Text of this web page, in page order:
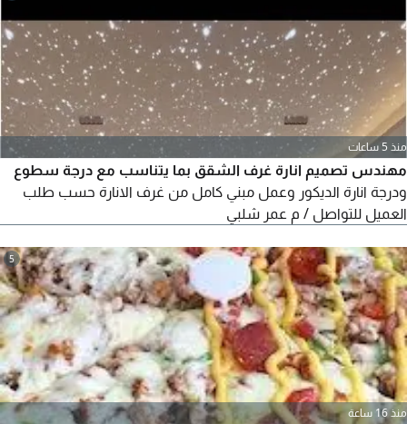
منذ 5 ساعات
مهندس تصميم انارة غرف الشقق بما يتناسب مع درجة سطوع
ودرجة انارة الديكور وعمل مبني كامل من غرف الانارة حسب طلب
العميل للتواصل / م عمر شلبي
5
منذ 16 ساعة